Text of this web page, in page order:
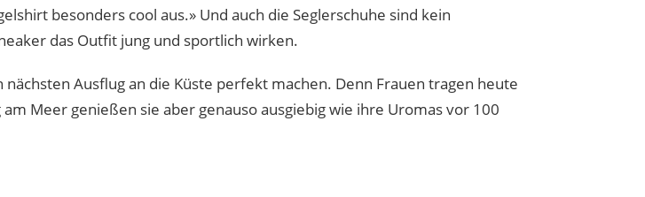
besonders cool aus.» Und auch die Seglerschuhe sind kein
das Outfit jung und sportlich wirken.
Ausflug an die Küste perfekt machen. Denn Frauen tragen heute
Meer genießen sie aber genauso ausgiebig wie ihre Uromas vor 100